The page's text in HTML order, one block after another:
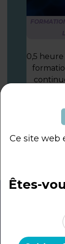
0,5 heure
Nous
Ce site web
Êtes-